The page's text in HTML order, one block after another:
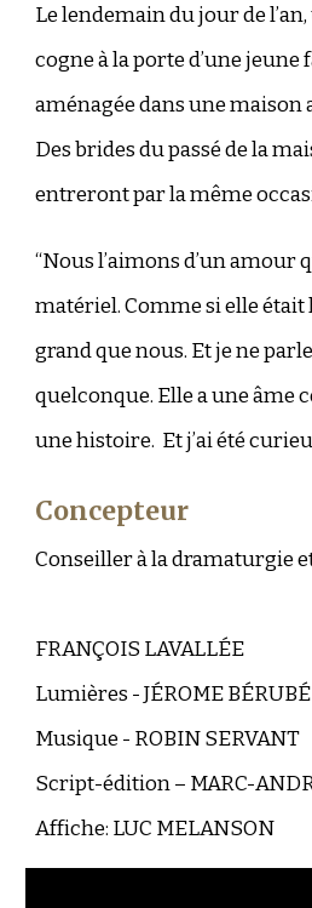
Le lendemain du jour de
cogne à la porte d’une
aménagée dans une maison
Des brides du passé de la
entreront par la même
“Nous l’aimons d’un amour
matériel. Comme si elle était
grand que nous. Et je ne
quelconque. Elle a une âme
une histoire. Et j’ai été
Concepteur
Conseiller à la dramaturgie
FRANÇOIS LAVALLÉE
Lumières - JÉROME BÉRUBÉ
Musique - ROBIN SERVANT
Script-édition– MARC-
Affiche: LUC MELANSON